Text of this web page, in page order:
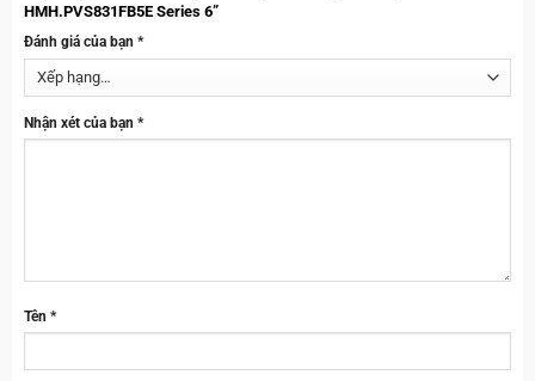
HMH.PVS831FB5E Series 6”
Đánh giá của bạn *
Nhận xét của bạn *
Tên *